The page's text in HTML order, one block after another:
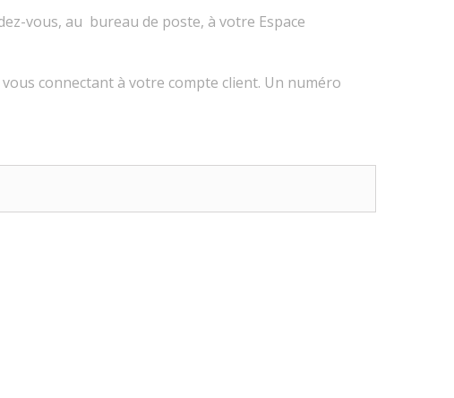
vous, au bureau de poste, à votre Espace
connectant à votre compte client. Un numéro